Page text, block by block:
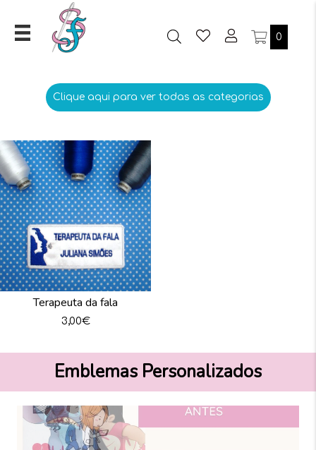
0
Clique aqui para ver todas as categorias
Terapeuta da fala
3,00€
Emblemas Personalizados